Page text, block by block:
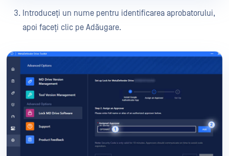
Introduceți un nume pentru identificarea aprobatorului,
apoi faceți clic pe Adăugare.